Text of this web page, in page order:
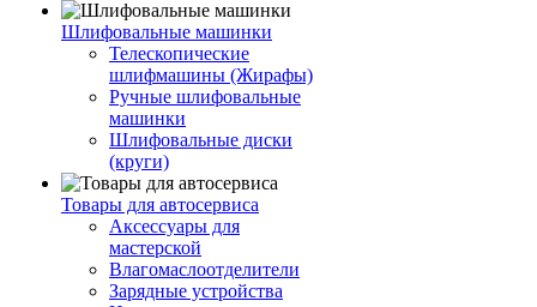
Шлифовальные машинки
Телескопические
шлифмашины (Жирафы)
Ручные шлифовальные
машинки
Шлифовальные диски
(круги)
Товары для автосервиса
Аксессуары для
мастерской
Влагомаслоотделители
Зарядные устройства